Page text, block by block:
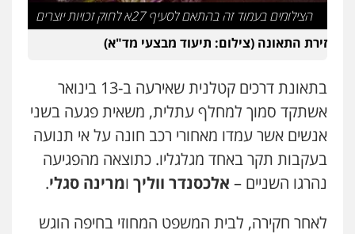
הצילומים בעמוד זה בהתאם לסעיף 27א לחוק זכויות יוצרים
זירת התאונה (צילום: תיעוד מבצעי מד"א)
בתאונת דרכים קטלנית שאירעה ב-13 בינואר
אשתקד סמוך למחלף עתלית, משאית פגעה בשני
אנשים אשר עמדו מאחורי רכב חונה על אי תנועה
בעקבות תקר באחד מגלגליו. כתוצאה מהפגיעה
נהרגו השניים – אלכסנדר ווליך ומרינה סגלי.
לאחר חקירה, לבית המשפט המחוזי בחיפה הוגש